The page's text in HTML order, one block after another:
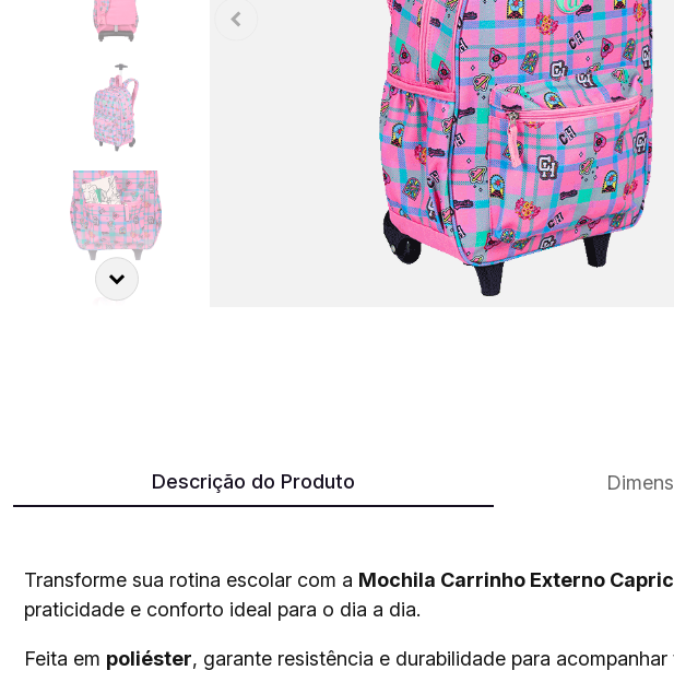
Descrição do Produto
Transforme sua rotina escolar com a Mochila Carrinho Externo
praticidade e conforto ideal para o dia a dia.
Feita em poliéster, garante resistência e durabilidade para